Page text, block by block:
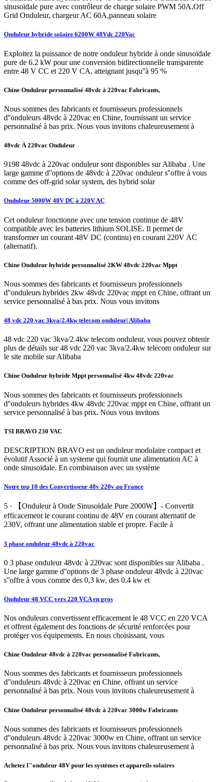
sinusoïdale pure avec contrôleur de charge solaire PWM 50A,Off
Grid Onduleur, chargeur AC 60A,panneau solaire
Onduleur hybride solaire 6200W 48Vdc 220Vac
Exploitez la puissance de notre onduleur hybride à onde sinusoïdale
pure de 6.2 kW pour une conversion bidirectionnelle transparente
entre 48 V CC et 220 V CA, atteignant jusqu''à 95 %
Chine Onduleur personnalisé 48vdc à 220vac Fabricants,
Nous sommes des fabricants et fournisseurs professionnels
d''onduleurs 48vdc à 220vac en Chine, fournissant un service
personnalisé à bas prix. Nous vous invitons chaleureusement à
48vdc À 220vac Onduleur
9198 48vdc à 220vac onduleur sont disponibles sur Alibaba . Une
large gamme d''options de 48vdc à 220vac onduleur s''offre à vous
comme des off-grid solar system, des hybrid solar
Onduleur 5000W 48V DC à 220V AC
Cet onduleur fonctionne avec une tension continue de 48V
compatible avec les batteries lithium SOLISE. Il permet de
transformer un courant 48V DC (continu) en courant 220V AC
(alternatif).
Chine Onduleur hybride personnalisé 2KW 48vdc 220vac Mppt
Nous sommes des fabricants et fournisseurs professionnels
d''onduleurs hybrides 2kw 48vdc 220vac mppt en Chine, offrant un
service personnalisé à bas prix. Nous vous invitons
48 vdc 220 vac 3kva/2.4kw telecom onduleur| Alibaba
48 vdc 220 vac 3kva/2.4kw telecom onduleur, vous pouvez obtenir
plus de détails sur 48 vdc 220 vac 3kva/2.4kw telecom onduleur sur
le site mobile sur Alibaba
Chine Onduleur hybride Mppt personnalisé 4kw 48vdc 220vac
Nous sommes des fabricants et fournisseurs professionnels
d''onduleurs hybrides 4kw 48vdc 220vac mppt en Chine, offrant un
service personnalisé à bas prix. Nous vous invitons
TSI BRAVO 230 VAC
DESCRIPTION BRAVO est un onduleur modulaire compact et
évolutif Associé à un systeme qui fournit une alimentation AC à
onde sinusoïdale. En combinaison avec un système
Notre top 10 des Convertisseur 48v 220v au France
5 · 【Onduleur à Onde Sinusoïdale Pure 2000W】- Convertit
efficacement le courant continu de 48V en courant alternatif de
230V, offrant une alimentation stable et propre. Facile à
3 phase onduleur 48vdc à 220vac
0 3 phase onduleur 48vdc à 220vac sont disponibles sur Alibaba .
Une large gamme d''options de 3 phase onduleur 48vdc à 220vac
s''offre à vous comme des 0,3 kw, des 0.4 kw et
Onduleur 48 VCC vers 220 VCA en gros
Nos onduleurs convertissent efficacement le 48 VCC en 220 VCA
et offrent également des fonctions de sécurité renforcées pour
protéger vos équipements. En nous choisissant, vous
Chine Onduleur 48vdc à 220vac personnalisé Fabricants,
Nous sommes des fabricants et fournisseurs professionnels
d''onduleurs 48vdc à 220vac en Chine, offrant un service
personnalisé à bas prix. Nous vous invitons chaleureusement à
Chine Onduleur personnalisé 48vdc à 220vac 3000w Fabricants
Nous sommes des fabricants et fournisseurs professionnels
d''onduleurs 48vdc à 220vac 3000w en Chine, offrant un service
personnalisé à bas prix. Nous vous invitons chaleureusement à
Achetez l''onduleur 48V pour les systèmes et appareils solaires